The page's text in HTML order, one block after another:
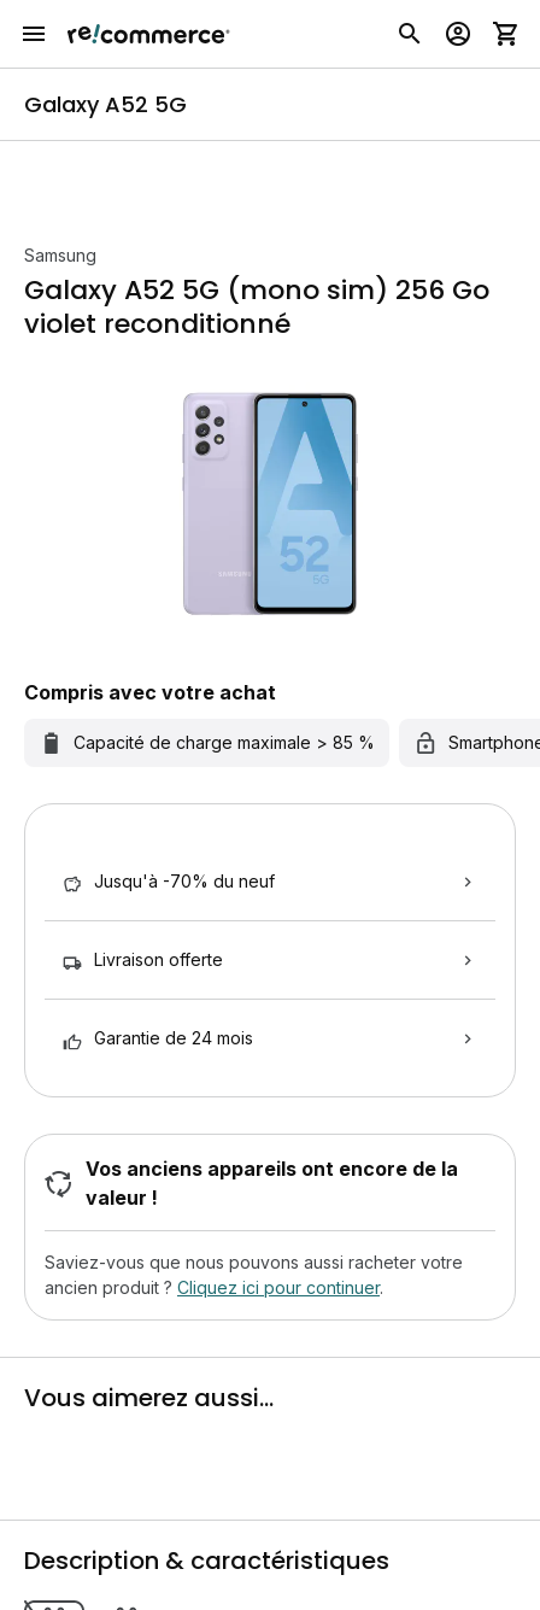
Galaxy A52 5G
Samsung
Galaxy A52 5G (mono sim) 256 Go
violet reconditionné
Compris avec votre achat
Capacité de charge maximale > 85 %
Jusqu'à -70% du neuf
Livraison offerte
Garantie de 24 mois
Vos anciens appareils ont encore de la
valeur !
Saviez-vous que nous pouvons aussi racheter votre
ancien produit ? Cliquez ici pour continuer.
Vous aimerez aussi...
Description & caractéristiques